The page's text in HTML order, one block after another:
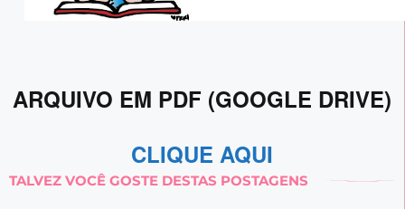
ARQUIVO EM PDF (GOOGLE DRIVE)
CLIQUE AQUI
TALVEZ VOCÊ GOSTE DESTAS POSTAGENS